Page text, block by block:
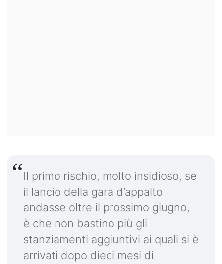
Il primo rischio, molto insidioso, se
il lancio della gara d’appalto
andasse oltre il prossimo giugno,
è che non bastino più gli
stanziamenti aggiuntivi ai quali si è
arrivati dopo dieci mesi di